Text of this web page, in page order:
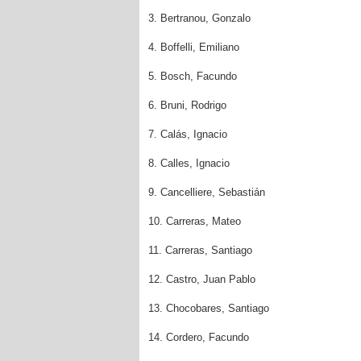
3. Bertranou, Gonzalo
4. Boffelli, Emiliano
5. Bosch, Facundo
6. Bruni, Rodrigo
7. Calás, Ignacio
8. Calles, Ignacio
9. Cancelliere, Sebastián
10. Carreras, Mateo
11. Carreras, Santiago
12. Castro, Juan Pablo
13. Chocobares, Santiago
14. Cordero, Facundo